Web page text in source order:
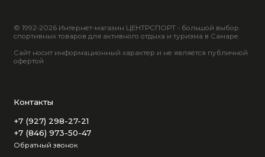
© 1992-2026 Интернет-магазин ЦЕНТРСПОРТ - большой выбор
спортивных товаров для активного отдыха и туризма в Самаре.
Сайт носит информационный характер и не является публичной
офертой
Контакты
+7 (927) 298-27-21
+7 (846) 973-50-47
Обратный звонок